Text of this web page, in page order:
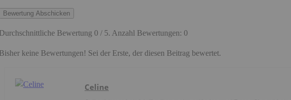
Bewertung Abschicken
Bewertung 0 / 5. Anzahl Bewertungen: 0
keine Bewertungen! Sei der Erste, der diesen Beitrag bewertet.
Celine